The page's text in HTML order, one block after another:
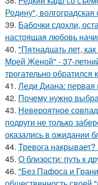
Родину", волгоградская
39. Бабочки сдохли,
настоящая любовь
40. "Пятнадцать лет,
Моей Женой" - 37-
трогательно обратился
41. Леди Диана: первая
42. Почему нужно
43. Невероятное
подруги не только
оказались в ожидании
44. Тревога накрывает?
45. О близости: путь к
46. "Без Пафоса и